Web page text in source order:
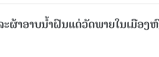
ຜ້າອາບນໍ້າຝົນແດ່ວັດພາຍໃນເມືອງ